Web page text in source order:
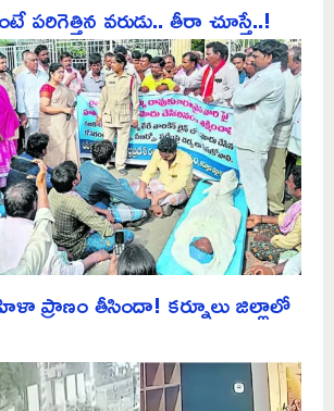
పరిగెత్తిన వరుడు.. తీరా చూస్తే..!
ప్రాణం తీసిందా! కర్నూలు జిల్లాలో